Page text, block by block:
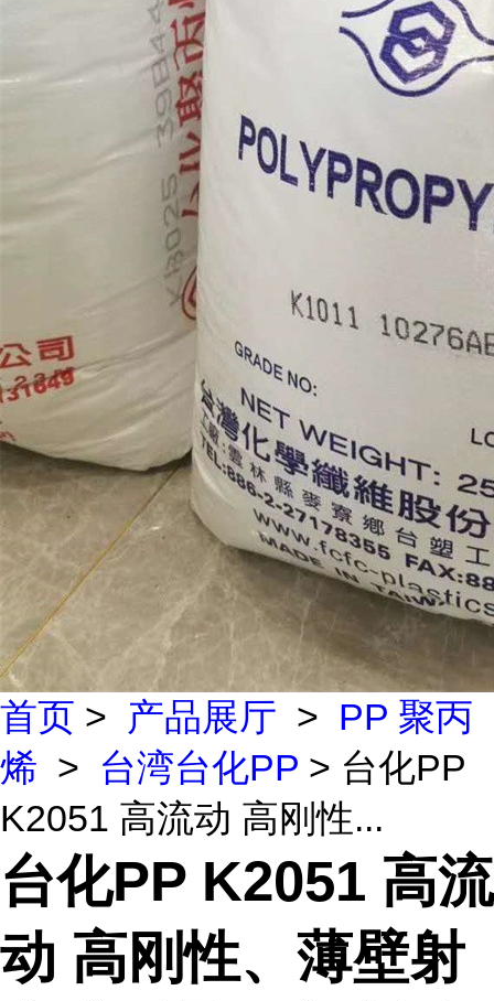
首页 > 产品展厅 > PP 聚丙
烯 > 台湾台化PP > 台化PP
K2051 高流动 高刚性...
台化PP K2051 高流
动 高刚性、薄壁射